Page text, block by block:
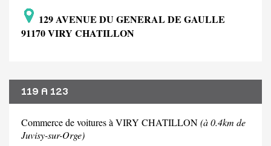
129 AVENUE DU GENERAL DE GAULLE
91170 VIRY CHATILLON
119 A 123
Commerce de voitures à VIRY CHATILLON(à 0.4km de
Juvisy-sur-Orge)